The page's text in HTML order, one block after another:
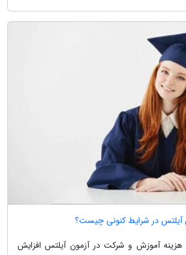
در شرایط کنونی چیست؟
هزینه آموزش و شرکت در آزمون آیلتس افزایش